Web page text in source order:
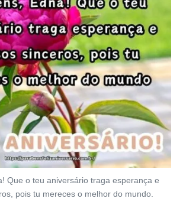
Que o teu aniversário traga esperança e
pois tu mereces o melhor do mundo.